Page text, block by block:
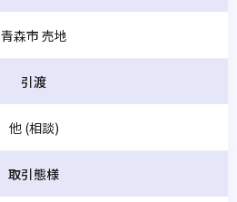
青森市 売地
引渡
他 (相談)
取引態様